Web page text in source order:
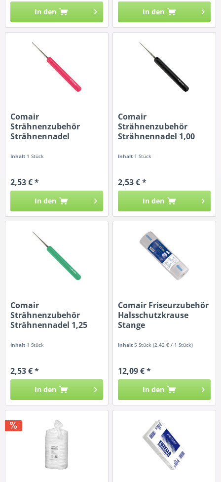
In den In den
Comair
Strähnenzubehör
Strähnennadel
Inhalt 1 Stück
2,53 € *
In den
Comair
Strähnenzubehör
Strähnennadel 1,00
Inhalt 1 Stück
2,53 € *
In den
Comair
Strähnenzubehör
Strähnennadel 1,25
Inhalt 1 Stück
2,53 € *
In den
Comair Friseurzubehör
Halsschutzkrause
Stange
Inhalt5 Stück(2,42 € / 1 Stück)
12,09 € *
In den